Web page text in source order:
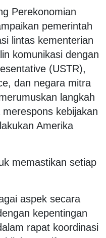
Perekonomian
pemerintah
lintas kementerian
komunikasi dengan
(USTR),
dan negara mitra
langkah
kebijakan
Amerika
memastikan setiap
aspek secara
kepentingan
rapat koordinasi